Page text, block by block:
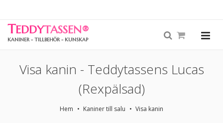
TEDDYTASSEN®
KANINER - TILLBEHÖR - KUNSKAP
Visa kanin - Teddytassens Lucas
(Rexpälsad)
Hem Kaniner till salu Visa kanin